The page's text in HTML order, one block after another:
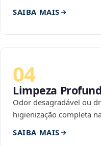
SAIBA MAIS
04
Limpeza
Odor desagradável ou
higienização completa
SAIBA MAIS